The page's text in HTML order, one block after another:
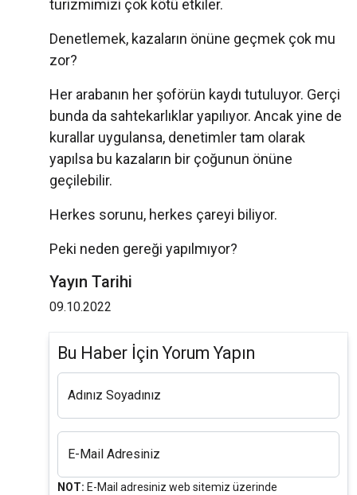
turizmimizi çok kötü etkiler.
Denetlemek, kazaların önüne geçmek çok mu
zor?
Her arabanın her şoförün kaydı tutuluyor. Gerçi
bunda da sahtekarlıklar yapılıyor. Ancak yine de
kurallar uygulansa, denetimler tam olarak
yapılsa bu kazaların bir çoğunun önüne
geçilebilir.
Herkes sorunu, herkes çareyi biliyor.
Peki neden gereği yapılmıyor?
Yayın Tarihi
09.10.2022
Bu Haber İçin Yorum Yapın
Adınız Soyadınız
E-Mail Adresiniz
NOT: E-Mail adresiniz web sitemiz üzerinde